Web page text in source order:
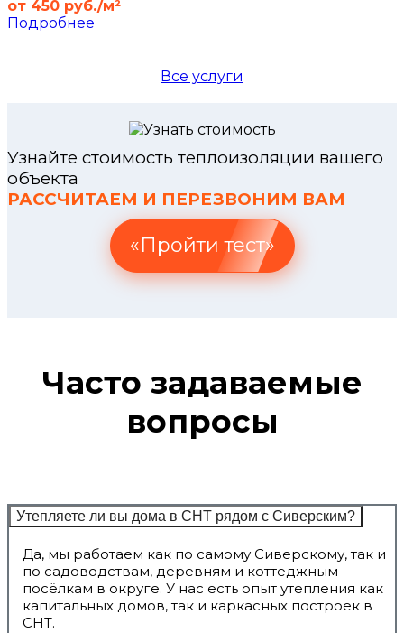
от 450 руб./м²
Подробнее
Все услуги
Узнайте стоимость теплоизоляции вашего
объекта
РАССЧИТАЕМ И ПЕРЕЗВОНИМ ВАМ
«Пройти тест»
Часто задаваемые
вопросы
Утепляете ли вы дома в СНТ рядом с Сиверским?
Да, мы работаем как по самому Сиверскому, так и
по садоводствам, деревням и коттеджным
посёлкам в округе. У нас есть опыт утепления как
капитальных домов, так и каркасных построек в
СНТ.